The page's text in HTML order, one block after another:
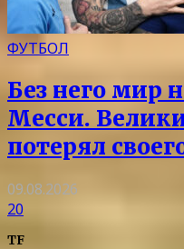
ФУТБОЛ
Без него мир
Месси.
потерял
09.08.2026
20
TF